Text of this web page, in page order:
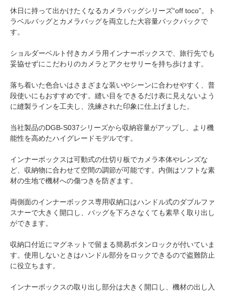
休日に持って出かけたくなるカメラバッグシリーズ“off toco”。ト
ラベルバッグとカメラバッグを両立した大容量バックパックで
す。
ショルダーベルト付きカメラ用インナーボックスで、旅行先でも
妥協せずにこだわりのカメラとアクセサリーを持ち歩けます。
落ち着いた色合いはさまざまな装いやシーンに合わせやすく、普
段使いにもおすすめです。縫い目をできるだけ表に見えないよう
に縫製ラインを工夫し、洗練された印象に仕上げました。
当社製品のDGB-S037シリーズから収納容量がアップし、より機
能性を高めたハイグレードモデルです。
インナーボックスは可動式の仕切り板でカメラ本体やレンズな
ど、収納物に合わせて空間の調節が可能です。内側はソフトな素
材の生地で機材への傷つきを防ぎます。
両側面のインナーボックス専用収納口はハンドル式のダブルファ
スナーで大きく開口し、バッグを下ろさなくても素早く取り出し
ができます。
収納口付近にマグネットで留まる簡易ボタンロックが付いていま
す。使用しないときはハンドル部分をロックできるので盗難防止
に役立ちます。
インナーボックスの取り出し部分は大きく開口し、機材の出し入